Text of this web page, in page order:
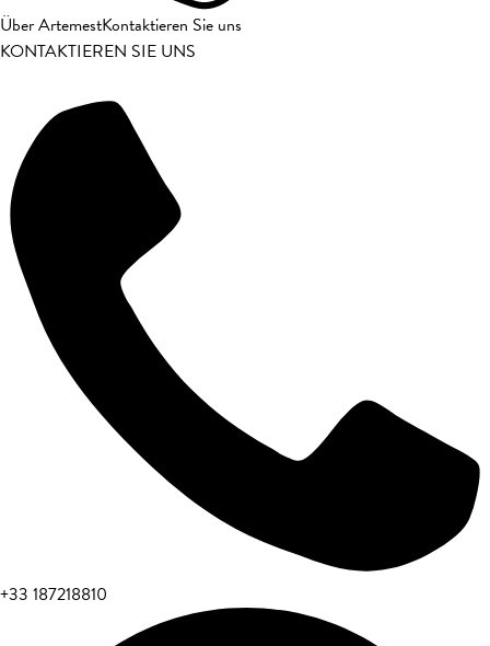
Über ArtemestKontaktieren Sie uns
KONTAKTIEREN SIE UNS
+33 187218810